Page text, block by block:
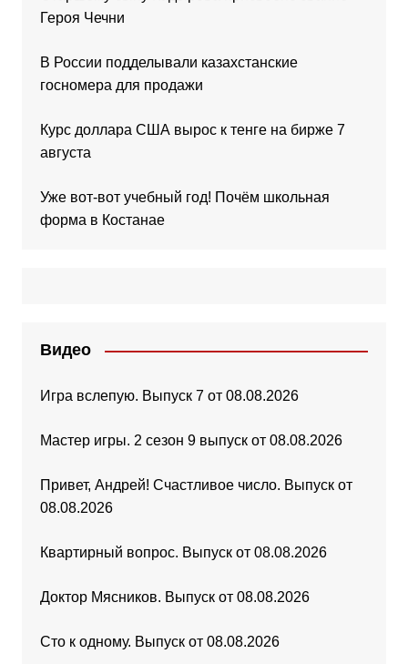
Героя Чечни
В России подделывали казахстанские
госномера для продажи
Курс доллара США вырос к тенге на бирже 7
августа
Уже вот-вот учебный год! Почём школьная
форма в Костанае
Видео
Игра вслепую. Выпуск 7 от 08.08.2026
Мастер игры. 2 сезон 9 выпуск от 08.08.2026
Привет, Андрей! Счастливое число. Выпуск от
08.08.2026
Квартирный вопрос. Выпуск от 08.08.2026
Доктор Мясников. Выпуск от 08.08.2026
Сто к одному. Выпуск от 08.08.2026